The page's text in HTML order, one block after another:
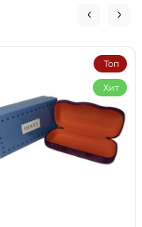
Топ
Хит